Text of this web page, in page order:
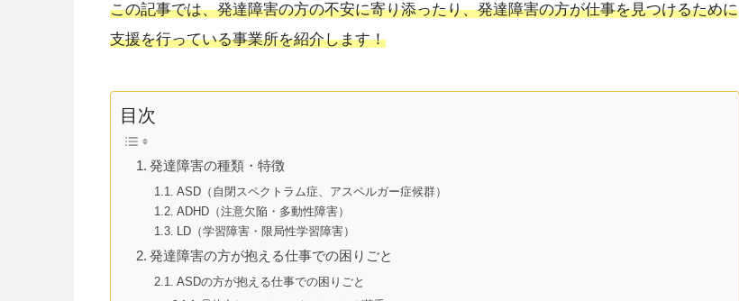
この記事では、発達障害の方の不安に寄り添ったり、発達障害の方が仕事を見つけるために
支援を行っている事業所を紹介します！
目次
発達障害の種類・特徴
ASD（自閉スペクトラム症、アスペルガー症候群）
ADHD（注意欠陥・多動性障害）
LD（学習障害・限局性学習障害）
発達障害の方が抱える仕事での困りごと
ASDの方が抱える仕事での困りごと